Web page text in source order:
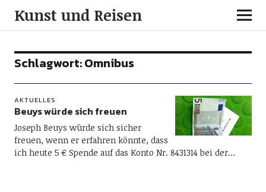
Kunst und Reisen
Schlagwort:Omnibus
AKTUELLES
Beuys würde sich freuen
Joseph Beuys würde sich sicher
freuen, wenn er erfahren könnte, dass
ich heute 5 € Spende auf das Konto Nr. 8431314 bei der…